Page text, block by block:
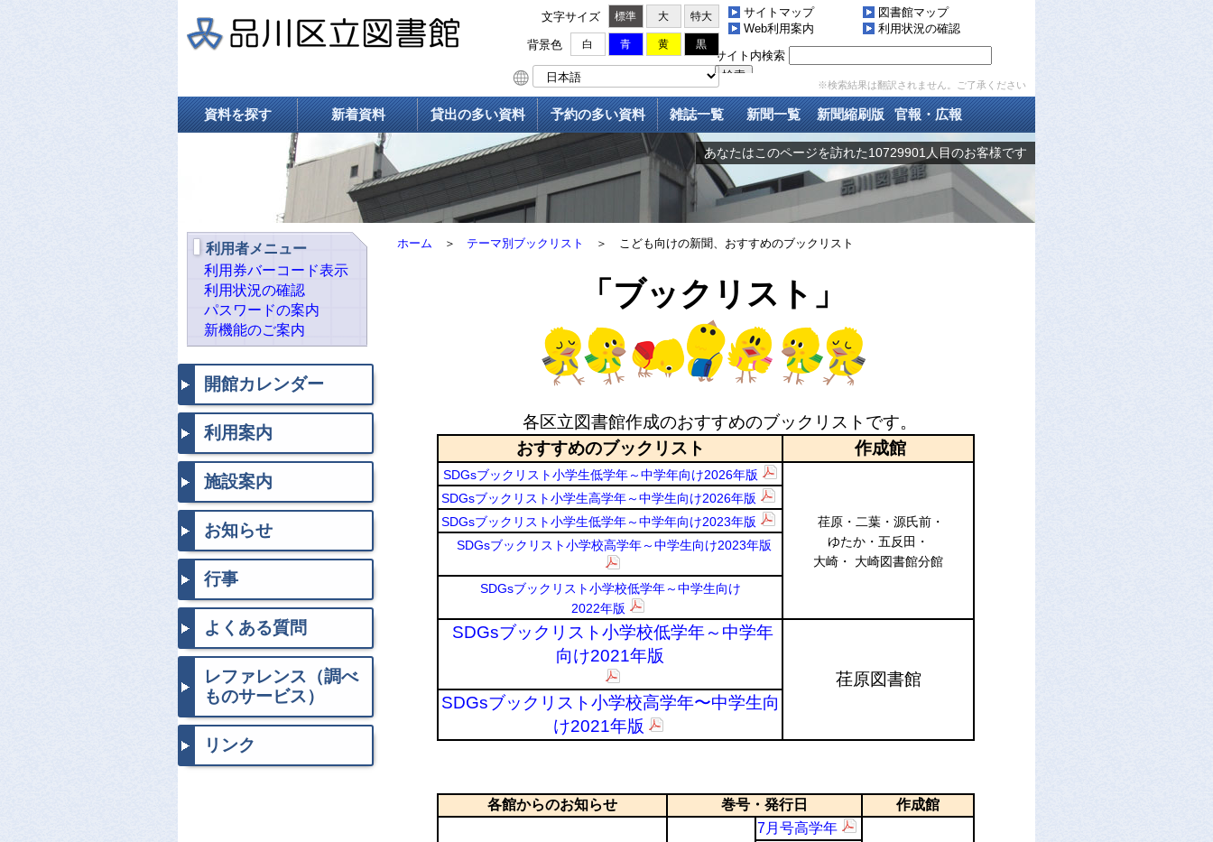
文字サイズ 標準 大 特大
背景色 白 青 黄 黒
サイトマップ
図書館マップ
Web利用案内
利用状況の確認
※検索結果は翻訳されません。ご了承ください
資料を探す 新着資料 貸出の多い資料 予約の多い資料 雑誌一覧 新聞一覧 新聞縮刷版 官報・広報
あなたはこのページを訪れた10729901人目のお客様です
利用者メニュー
利用券バーコード表示
利用状況の確認
パスワードの案内
新機能のご案内
開館カレンダー
利用案内
施設案内
お知らせ
行事
よくある質問
レファレンス（調べ
ものサービス）
リンク
ホーム ＞ テーマ別ブックリスト ＞ こども向けの新聞、おすすめのブックリスト
「ブックリスト」
各区立図書館作成のおすすめのブックリストです。
おすすめのブックリスト
作成館
SDGsブックリスト小学生低学年～中学年向け2026年版
荏原・二葉・源氏前・
ゆたか・五反田・
大崎・ 大崎図書館分館
SDGsブックリスト小学生高学年～中学生向け2026年版
SDGsブックリスト小学生低学年～中学年向け2023年版
SDGsブックリスト小学校高学年～中学生向け2023年版
SDGsブックリスト小学校低学年～中学生向け
2022年版
SDGsブックリスト小学校低学年～中学年
向け2021年版
荏原図書館
SDGsブックリスト小学校高学年〜中学生向
け2021年版
各館からのお知らせ 巻号・発行日 作成館
7月号高学年